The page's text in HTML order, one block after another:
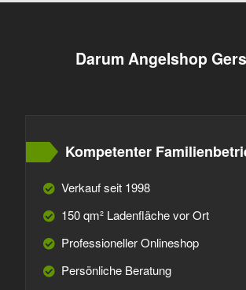
Darum Angelshop
Kompetenter
Verkauf seit 1998
150 qm² Ladenfläche vor Ort
Professioneller Onlineshop
Persönliche Beratung